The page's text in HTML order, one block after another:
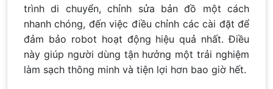
trình di chuyển, chỉnh sửa bản đồ một cách
nhanh chóng, đến việc điều chỉnh các cài đặt để
đảm bảo robot hoạt động hiệu quả nhất. Điều
này giúp người dùng tận hưởng một trải nghiệm
làm sạch thông minh và tiện lợi hơn bao giờ hết.